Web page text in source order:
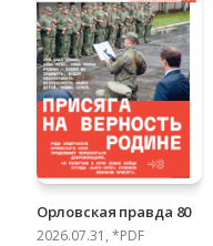
Орловская правда 80
2026.07.31, *PDF